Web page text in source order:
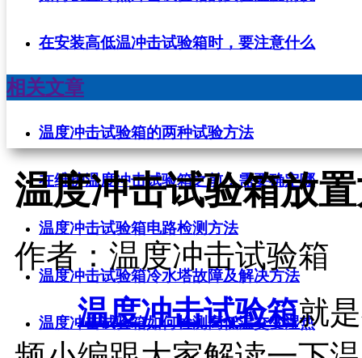
在安装高低温冲击试验箱时，要注意什么
相关文章
温度冲击试验箱的两种试验方法
在维护温度冲击试验箱之前，需要确定哪
温度冲击试验箱电路检测方法
温度冲击试验箱冷水塔故障及解决方法
温度冲击试验箱如何检测高低温交变湿热
温度冲击试验箱放
作者：温度冲击试验箱
温度冲击试验箱就